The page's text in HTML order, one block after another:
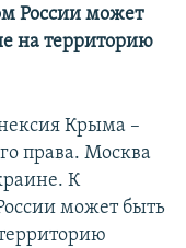
России может
на территорию
Крыма –
права. Москва
К
может быть